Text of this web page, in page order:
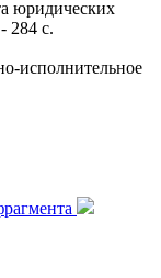
юридических
284 с.
исполнительное